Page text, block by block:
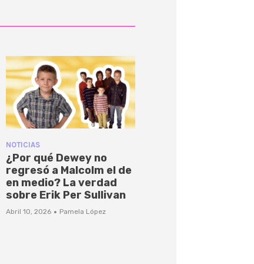
NOTICIAS
¿Por qué Dewey no
regresó a Malcolm el de
en medio? La verdad
sobre Erik Per Sullivan
Abril 10, 2026 · Pamela López